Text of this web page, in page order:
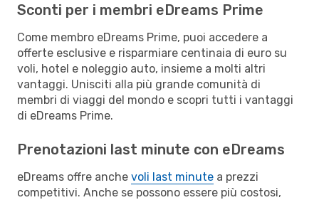
Sconti per i membri eDreams Prime
Come membro eDreams Prime, puoi accedere a
offerte esclusive e risparmiare centinaia di euro su
voli, hotel e noleggio auto, insieme a molti altri
vantaggi. Unisciti alla più grande comunità di
membri di viaggi del mondo e scopri tutti i vantaggi
di eDreams Prime.
Prenotazioni last minute con eDreams
eDreams offre anche voli last minute a prezzi
competitivi. Anche se possono essere più costosi,